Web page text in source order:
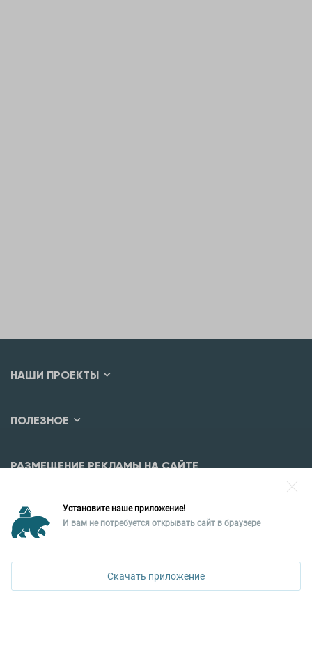
НАШИ ПРОЕКТЫ
ПОЛЕЗНОЕ
РАЗМЕЩЕНИЕ РЕКЛАМЫ НА САЙТЕ
Уральская палата недвижимости
ул. Горького, 65, 0 подъезд, 3 этаж
Установите наше приложение!
И вам не потребуется открывать сайт в браузере
Скачать приложение